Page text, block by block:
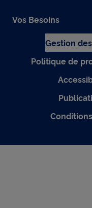
Vos Besoins
Gestion
Politique de